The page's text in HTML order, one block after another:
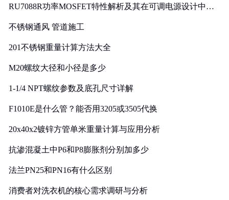
RU7088R功率MOSFET特性解析及其在可调电源设计中的
不锈钢通风 管道施工
201不锈钢重量计算方法大全
M20螺纹大径和小径是多少
1-1/4 NPT螺纹参数及底孔尺寸详解
F1010E是什么管？能否用3205或3505代换
20x40x2镀锌方管单米重量计算与应用分析
抗渗混凝土中P6和P8膨胀剂分别加多少
法兰PN25和PN16有什么区别
消费者对洗衣机的核心需求调研与分析